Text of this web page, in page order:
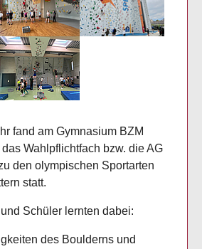
larger version
fand am Gymnasium BZM
Wahlpflichtfach bzw. die AG
den olympischen Sportarten
statt.
Schüler lernten dabei:
des Boulderns und